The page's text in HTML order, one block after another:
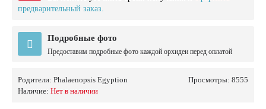
предварительный заказ.
Подробные фото
Предоставим подробные фото каждой орхидеи перед оплатой
Просмотры: 8555
Родители: Phalaenopsis Egyption
Наличие: Нет в наличии